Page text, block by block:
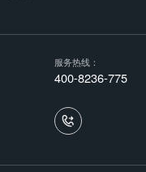
服务热线：
400-8236-775